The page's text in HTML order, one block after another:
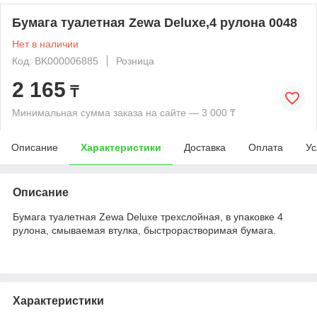
Бумага туалетная Zewa Deluxe,4 рулона 0048
Нет в наличии
Код: BK000006885
Розница
2 165 ₸
Минимальная сумма заказа на сайте — 3 000 ₸
Описание Характеристики Доставка Оплата
Описание
Бумага туалетная Zewa Deluxe трехслойная, в упаковке 4
рулона, смываемая втулка, быстрорастворимая бумага.
Характеристики